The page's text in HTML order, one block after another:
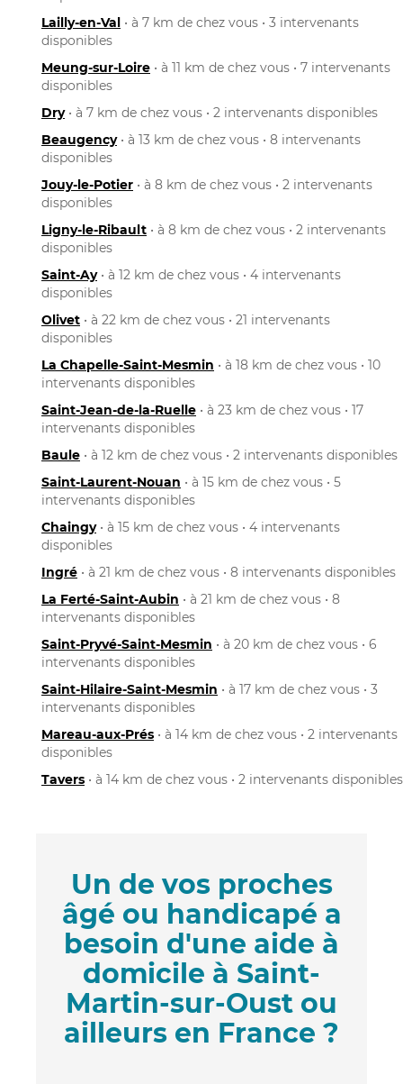
Lailly-en-Val • à 7 km de chez vous • 3 intervenants
disponibles
Meung-sur-Loire • à 11 km de chez vous • 7 intervenants
disponibles
Dry• à 7 km de chez vous • 2 intervenants disponibles
Beaugency• à 13 km de chez vous • 8 intervenants
disponibles
Jouy-le-Potier • à 8 km de chez vous • 2 intervenants
disponibles
Ligny-le-Ribault • à 8 km de chez vous • 2 intervenants
disponibles
Saint-Ay• à 12 km de chez vous • 4 intervenants
disponibles
Olivet • à 22 km de chez vous • 21 intervenants
disponibles
La Chapelle-Saint-Mesmin • à 18 km de chez vous • 10
intervenants disponibles
Saint-Jean-de-la-Ruelle • à 23 km de chez vous • 17
intervenants disponibles
Baule • à 12 km de chez vous • 2 intervenants disponibles
Saint-Laurent-Nouan • à 15 km de chez vous • 5
intervenants disponibles
Chaingy• à 15 km de chez vous • 4 intervenants
disponibles
Ingré • à 21 km de chez vous • 8 intervenants disponibles
La Ferté-Saint-Aubin • à 21 km de chez vous • 8
intervenants disponibles
Saint-Pryvé-Saint-Mesmin • à 20 km de chez vous • 6
intervenants disponibles
Saint-Hilaire-Saint-Mesmin • à 17 km de chez vous • 3
intervenants disponibles
Mareau-aux-Prés • à 14 km de chez vous • 2 intervenants
disponibles
Tavers • à 14 km de chez vous • 2 intervenants disponibles
Un de vos proches
âgé ou handicapé a
besoin d'une aide à
domicile à Saint-
Martin-sur-Oust ou
ailleurs en France ?